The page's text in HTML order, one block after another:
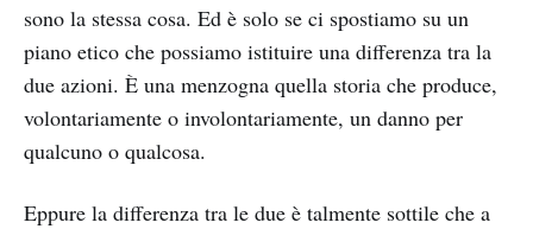
sono la stessa cosa. Ed è solo se ci spostiamo su un
piano etico che possiamo istituire una differenza tra la
due azioni. È una menzogna quella storia che produce,
volontariamente o involontariamente, un danno per
qualcuno o qualcosa.
Eppure la differenza tra le due è talmente sottile che a